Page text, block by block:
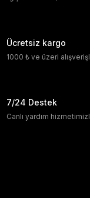
Ücretsiz kargo
1000 ₺ ve üzeri
7/24 Destek
Canlı yardım